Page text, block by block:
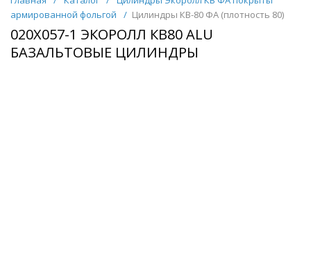
армированной фольгой
/ Цилиндры КВ-80 ФА (плотность 80)
020Х057-1 ЭКОРОЛЛ КВ80 ALU
БАЗАЛЬТОВЫЕ ЦИЛИНДРЫ